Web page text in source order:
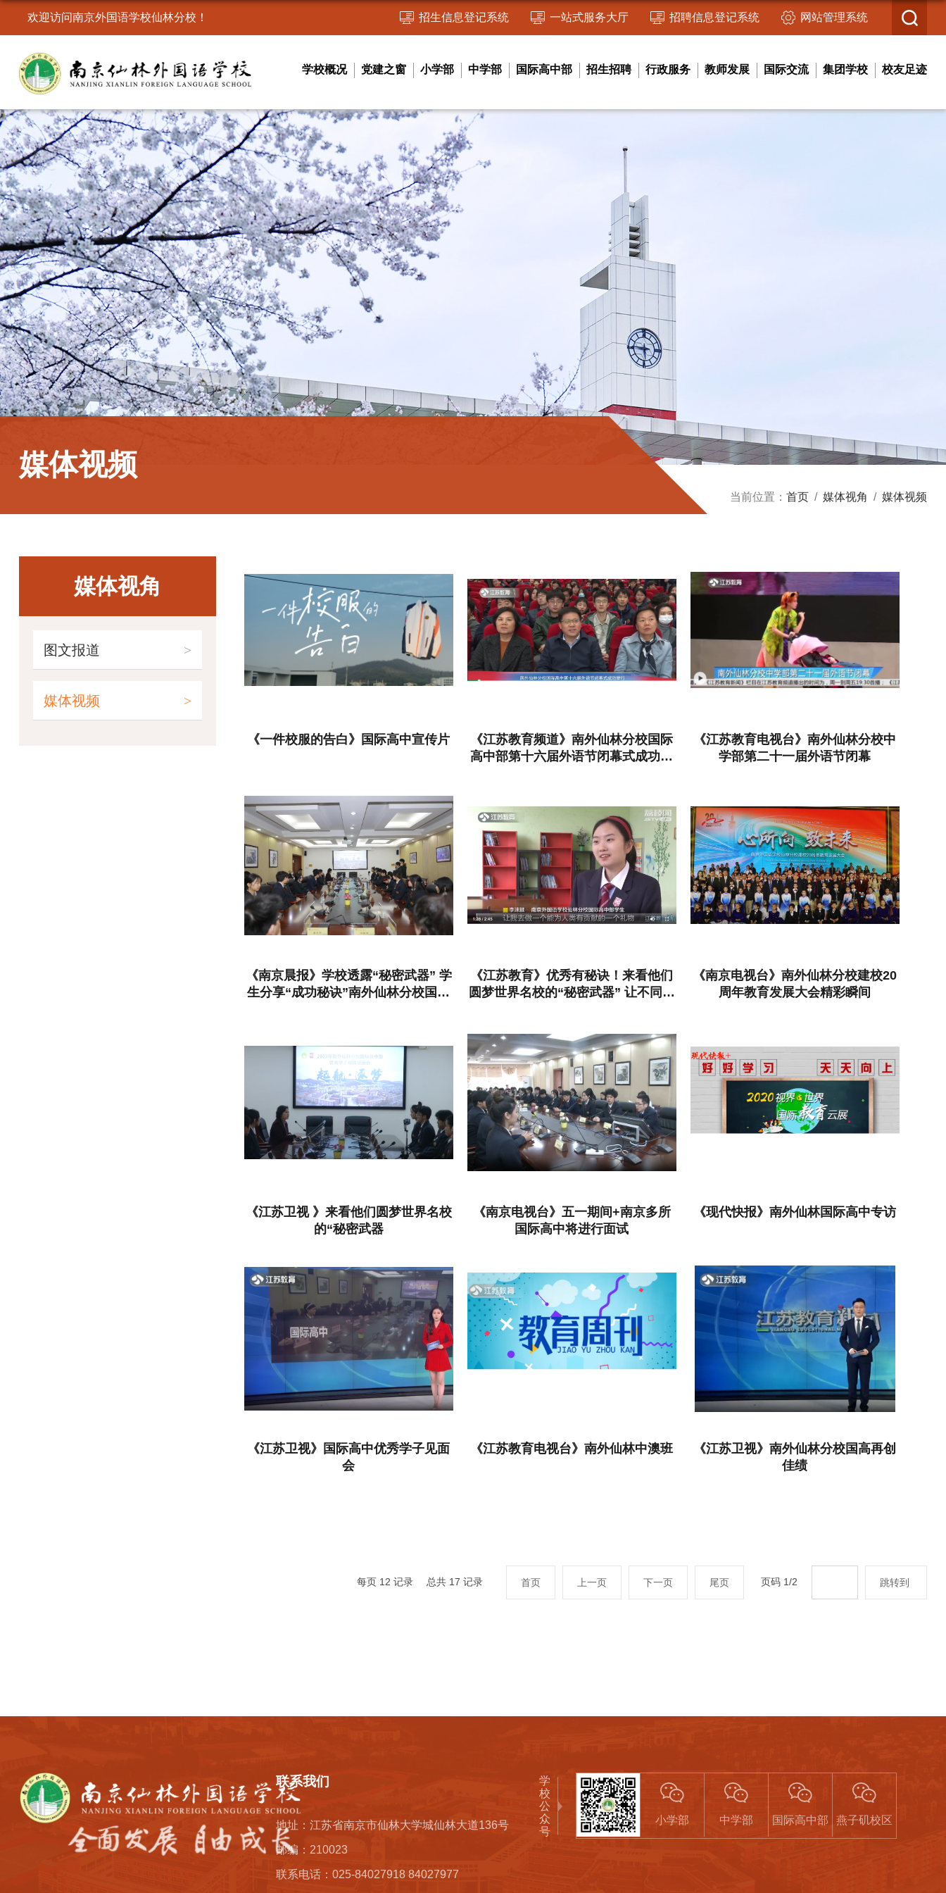
欢迎访问南京外国语学校仙林分校！ 招生信息登记系统 一站式服务大厅 招聘信息登记系统 网站管理系统
学校概况 党建之窗 小学部 中学部 国际高中部 招生招聘 行政服务 教师发展 国际交流 集团学校 校友足迹
当前位置：首页 / 媒体视角 / 媒体视频
媒体视频
媒体视角
图文报道
媒体视频
《一件校服的告白》国际高中宣传片
《江苏教育频道》南外仙林分校国际
高中部第十六届外语节闭幕式成功举
《江苏教育电视台》南外仙林分校中
学部第二十一届外语节闭幕
《南京晨报》学校透露“秘密武器” 学
生分享“成功秘诀”南外仙林分校国际
《江苏教育》优秀有秘诀！来看他们
圆梦世界名校的“秘密武器” 让不同禀
《南京电视台》南外仙林分校建校20
周年教育发展大会精彩瞬间
《江苏卫视 》来看他们圆梦世界名校
的“秘密武器
《南京电视台》五一期间+南京多所
国际高中将进行面试
《现代快报》南外仙林国际高中专访
《江苏卫视》国际高中优秀学子见面
会
《江苏教育电视台》南外仙林中澳班
《江苏卫视》南外仙林分校国高再创
佳绩
每页 12 记录 总共 17 记录 首页 上一页 下一页 尾页 页码 1/2 跳转到
联系我们
地址：江苏省南京市仙林大学城仙林大道136号
邮编：210023
联系电话：025-84027918 84027977
学校公众号 小学部 中学部 国际高中部 燕子矶校区